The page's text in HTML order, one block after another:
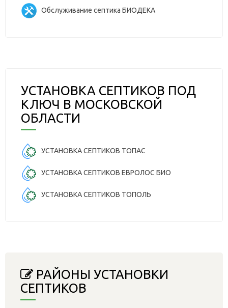
Обслуживание септика БИОДЕКА
УСТАНОВКА СЕПТИКОВ ПОД
КЛЮЧ В МОСКОВСКОЙ
ОБЛАСТИ
УСТАНОВКА СЕПТИКОВ ТОПАС
УСТАНОВКА СЕПТИКОВ ЕВРОЛОС БИО
УСТАНОВКА СЕПТИКОВ ТОПОЛЬ
РАЙОНЫ УСТАНОВКИ
СЕПТИКОВ